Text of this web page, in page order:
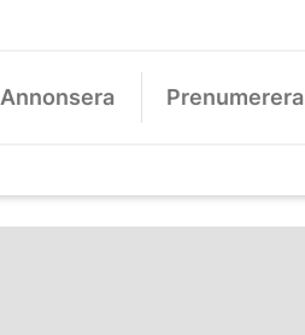
Annonsera Prenumerera